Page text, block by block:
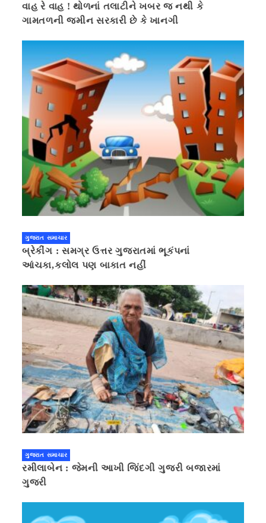
વાહ રે વાહ ! થોળનાં તલાટીને ખબર જ નથી કે
ગામતળની જમીન સરકારી છે કે ખાનગી
ગુજરાત સમાચાર
બ્રેકીંગ : સમગ્ર ઉત્તર ગુજરાતમાં ભૂકંપનાં
આંચકા,કલોલ પણ બાકાત નહીં
ગુજરાત સમાચાર
રમીલાબેન : જેમની આખી જિંદગી ગુજરી બજારમાં
ગુજરી